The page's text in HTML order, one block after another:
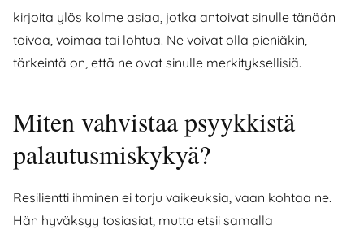
kirjoita ylös kolme asiaa, jotka antoivat sinulle tänään
toivoa, voimaa tai lohtua. Ne voivat olla pieniäkin,
tärkeintä on, että ne ovat sinulle merkityksellisiä.
Miten vahvistaa psyykkistä
palautusmiskykyä?
Resilientti ihminen ei torju vaikeuksia, vaan kohtaa ne.
Hän hyväksyy tosiasiat, mutta etsii samalla